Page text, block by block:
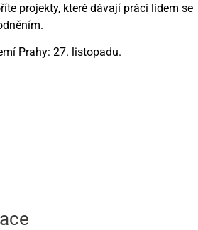
projekty, které dávají práci lidem se
Prahy: 27. listopadu.